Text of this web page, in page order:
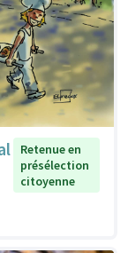
Retenue en
présélection
citoyenne